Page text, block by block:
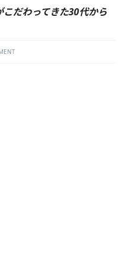
こだわってきた30代から